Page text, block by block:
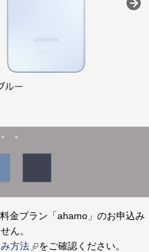
金プラン「ahamo」のお申込み
ん。
方法 」をご確認ください。